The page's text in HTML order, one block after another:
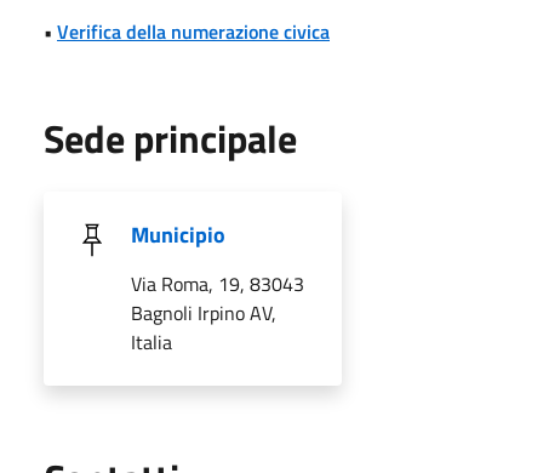
• Verifica della numerazione civica
Sede principale
Municipio
Via Roma, 19, 83043
Bagnoli Irpino AV,
Italia